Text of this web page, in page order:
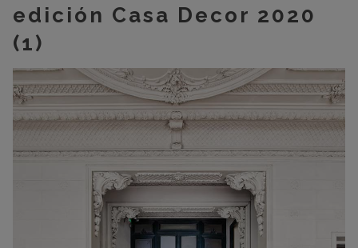
edición Casa Decor 2020
(1)